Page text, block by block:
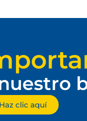
Haz clic aquí